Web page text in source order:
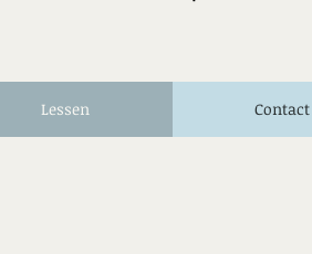
Lessen Contact